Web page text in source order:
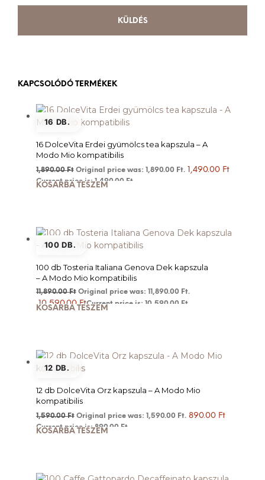
KAPCSOLÓDÓ TERMÉKEK
16 DB.
16 DolceVita Erdei gyümölcs tea kapszula – A
Modo Mio kompatibilis
1,890.00Ft Original price was: 1,890.00 Ft. 1,490.00 Ft
Current price is: 1,490.00 Ft.
KOSÁRBA TESZEM
100 DB.
100 db Tosteria Italiana Genova Dek kapszula
– A Modo Mio kompatibilis
11,890.00Ft Original price was: 11,890.00 Ft.
10,590.00FtCurrent price is: 10,590.00 Ft.
KOSÁRBA TESZEM
12 DB.
12 db DolceVita Orz kapszula – A Modo Mio
kompatibilis
1,590.00Ft Original price was: 1,590.00 Ft. 890.00 Ft
Current price is: 890.00 Ft.
KOSÁRBA TESZEM